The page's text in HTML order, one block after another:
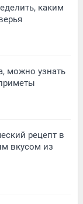
каким
можно узнать
рецепт в
вкусом из